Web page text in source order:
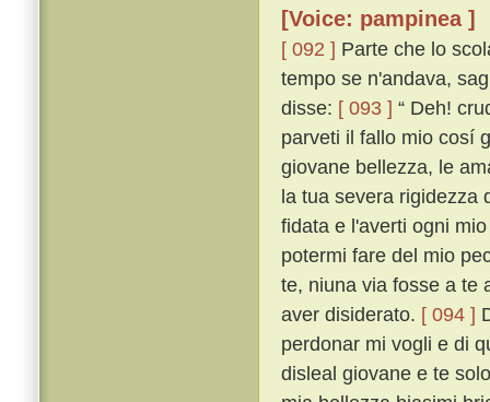
[Voice: pampinea ]
[ 092 ] Parte che lo
tempo se n'andava,
disse: [ 093 ] “ Deh!
parveti il fallo mio cosí
giovane bellezza, le
la tua severa rigidezza
fidata e l'averti ogni
potermi fare del mio
te, niuna via fosse a te
aver disiderato. [ 094 ]
perdonar mi vogli e di
disleal giovane e te